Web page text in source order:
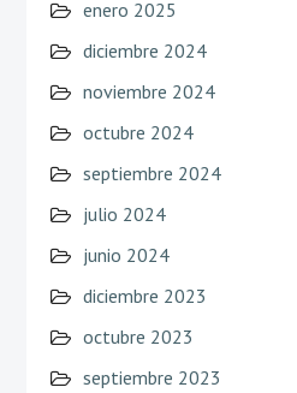
enero 2025
diciembre 2024
noviembre 2024
octubre 2024
septiembre 2024
julio 2024
junio 2024
diciembre 2023
octubre 2023
septiembre 2023